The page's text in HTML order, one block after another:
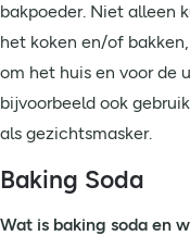
bakpoeder. Niet alleen
het koken en/of
om het huis en voor de
bijvoorbeeld ook
als gezichtsmasker.
Baking Soda
Wat is baking soda en